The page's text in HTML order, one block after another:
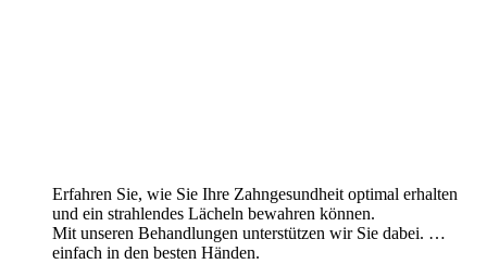
Erfahren Sie, wie Sie Ihre Zahngesundheit optimal erhalten
und ein strahlendes Lächeln bewahren können.
Mit unseren Behandlungen unterstützen wir Sie dabei. …
einfach in den besten Händen.